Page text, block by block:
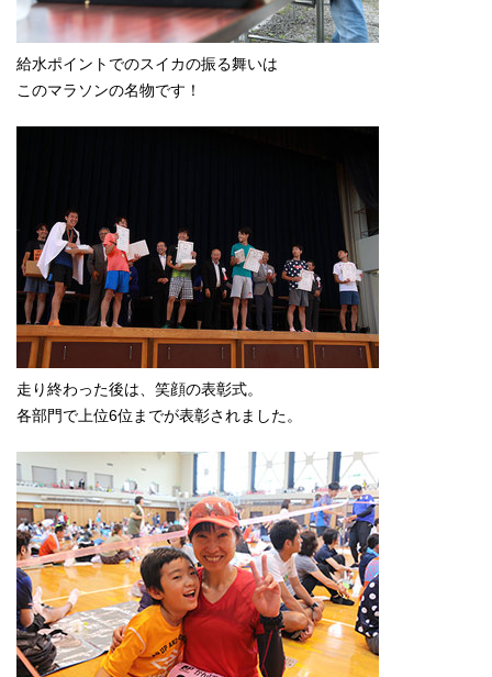
給水ポイントでのスイカの振る舞いは
このマラソンの名物です！
走り終わった後は、笑顔の表彰式。
各部門で上位6位までが表彰されました。